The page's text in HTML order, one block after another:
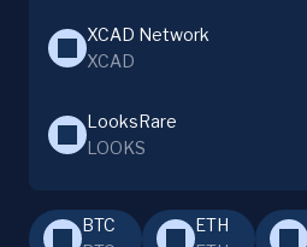
XCAD Network
XCAD
LooksRare
LOOKS
BTC
ETH